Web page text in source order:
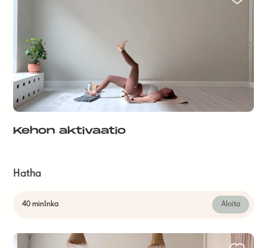
Kehon aktivaatio
Hatha
40 min Inka Aloita